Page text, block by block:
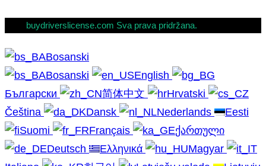
buydriverslicense.com Sva prava pridržana.
Bosanski
Bosanski
English
Български
简体中文
Hrvatski
Čeština
Dansk Nederlands
Eesti
Suomi
Français
ქართული
Deutsch
Ελληνικά
Magyar